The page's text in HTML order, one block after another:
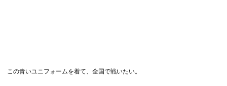
この青いユニフォームを着て、全国で戦いたい。